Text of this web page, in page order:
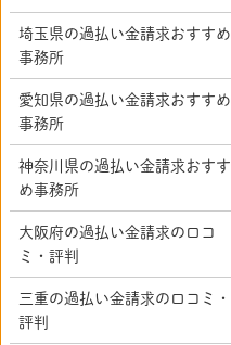
埼玉県の過払い金請求おすすめ
事務所
愛知県の過払い金請求おすすめ
事務所
神奈川県の過払い金請求おすす
め事務所
大阪府の過払い金請求の口コ
ミ・評判
三重の過払い金請求の口コミ・
評判